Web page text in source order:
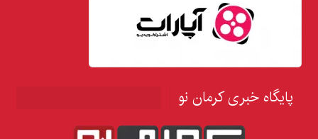
پایگاه خبری کرمان نو